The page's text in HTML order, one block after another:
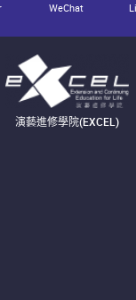
WeChat
演藝進修學院(EXCEL)